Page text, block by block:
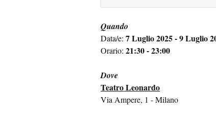
Quando
Data/e: 7 Luglio 2025 - 9 Luglio
Orario: 21:30 - 23:00
Dove
Teatro Leonardo
Via Ampere, 1 - Milano